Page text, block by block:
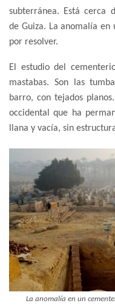
subterránea. Está cerca
de Guiza. La anomalía
por resolver.
El estudio del
mastabas. Son las
barro, con tejados
occidental que ha
llana y vacía, sin
La anomalía en un